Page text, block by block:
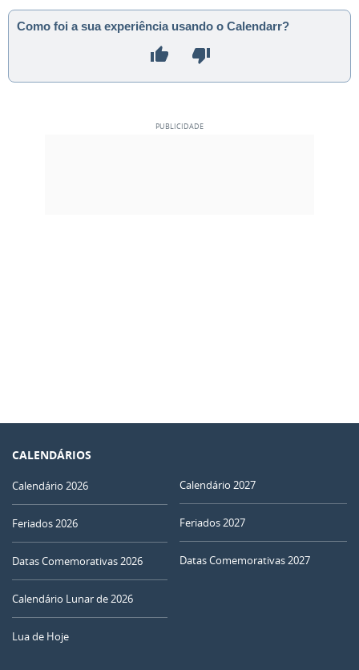
Como foi a sua experiência usando o Calendarr?
CALENDÁRIOS
Calendário 2026
Feriados 2026
Datas Comemorativas 2026
Calendário Lunar de 2026
Lua de Hoje
Calendário 2027
Feriados 2027
Datas Comemorativas 2027